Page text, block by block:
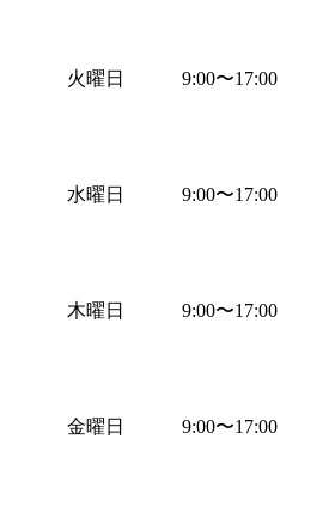
火曜日
水曜日
木曜日
金曜日
9:00〜17:00
9:00〜17:00
9:00〜17:00
9:00〜17:00